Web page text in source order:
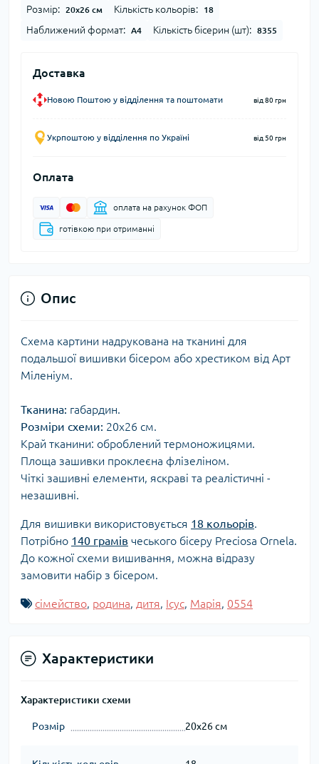
Розмір: 20x26 см Кількість кольорів: 18
Наближений формат: А4 Кількість бісерин (шт): 8355
Доставка
Новою Поштою у відділення та поштомати від 80 грн
Укрпоштою у відділення по Україні від 50 грн
Оплата
оплата на рахунок ФОП
готівкою при отриманні
Опис
Схема картини надрукована на тканині для
подальшої вишивки бісером або хрестиком від Арт
Міленіум.
Тканина: габардин.
Розміри схеми: 20x26 см.
Край тканини: оброблений термоножицями.
Площа зашивки проклеєна флізеліном.
Чіткі зашивні елементи, яскраві та реалістичні -
незашивні.
Для вишивки використовується 18 кольорів.
Потрібно 140 грамів чеського бісеру Preciosa Ornela.
До кожної схеми вишивання, можна відразу
замовити набір з бісером.
сімейство, родина, дитя, Ісус, Марія, 0554
Характеристики
Характеристики схеми
Розмір 20x26 см